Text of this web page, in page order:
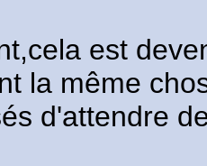
est
la même
d'attendre